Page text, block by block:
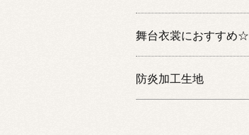
舞台衣裳におすすめ☆
防炎加工生地